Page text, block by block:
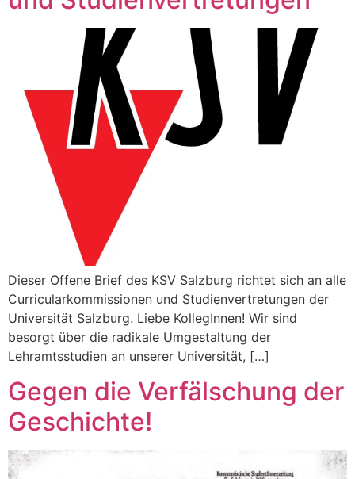
Dieser Offene Brief des KSV Salzburg richtet sich an alle
Curricularkommissionen und Studienvertretungen der
Universität Salzburg. Liebe KollegInnen! Wir sind
besorgt über die radikale Umgestaltung der
Lehramtsstudien an unserer Universität, […]
Gegen die Verfälschung der
Geschichte!